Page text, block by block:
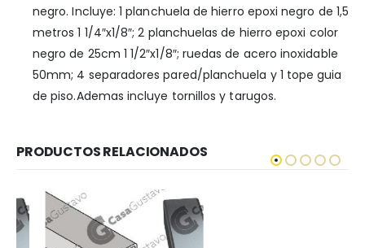
negro. Incluye: 1 planchuela de hierro epoxi negro de 1,5
metros 1 1/4″x1/8″; 2 planchuelas de hierro epoxi color
negro de 25cm 1 1/2″x1/8″; ruedas de acero inoxidable
50mm; 4 separadores pared/planchuela y 1 tope guia
de piso.Ademas incluye tornillos y tarugos.
PRODUCTOS RELACIONADOS